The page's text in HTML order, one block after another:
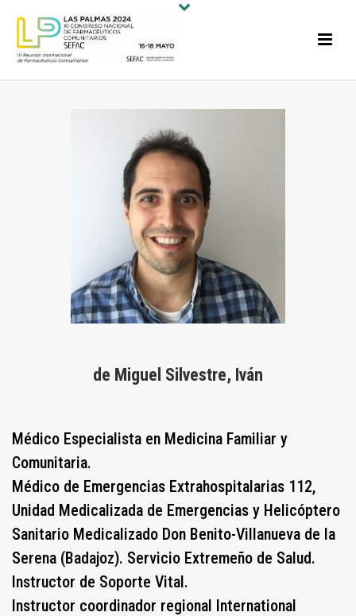
de Miguel Silvestre, Iván
Médico Especialista en Medicina Familiar y
Comunitaria.
Médico de Emergencias Extrahospitalarias 112,
Unidad Medicalizada de Emergencias y Helicóptero
Sanitario Medicalizado Don Benito-Villanueva de la
Serena (Badajoz). Servicio Extremeño de Salud.
Instructor de Soporte Vital.
Instructor coordinador regional International